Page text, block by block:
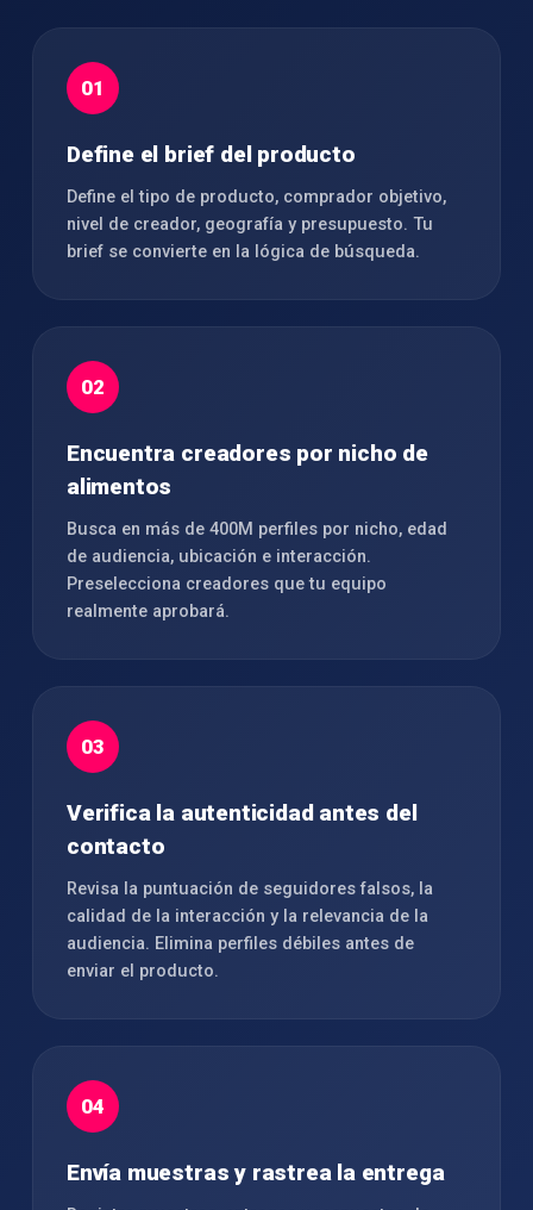
01
Define el brief del producto
Define el tipo de producto, comprador objetivo,
nivel de creador, geografía y presupuesto. Tu
brief se convierte en la lógica de búsqueda.
02
Encuentra creadores por nicho de
alimentos
Busca en más de 400M perfiles por nicho, edad
de audiencia, ubicación e interacción.
Preselecciona creadores que tu equipo
realmente aprobará.
03
Verifica la autenticidad antes del
contacto
Revisa la puntuación de seguidores falsos, la
calidad de la interacción y la relevancia de la
audiencia. Elimina perfiles débiles antes de
enviar el producto.
04
Envía muestras y rastrea la entrega